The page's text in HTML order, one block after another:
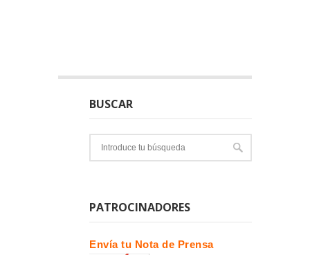
BUSCAR
PATROCINADORES
Envía tu Nota de Prensa